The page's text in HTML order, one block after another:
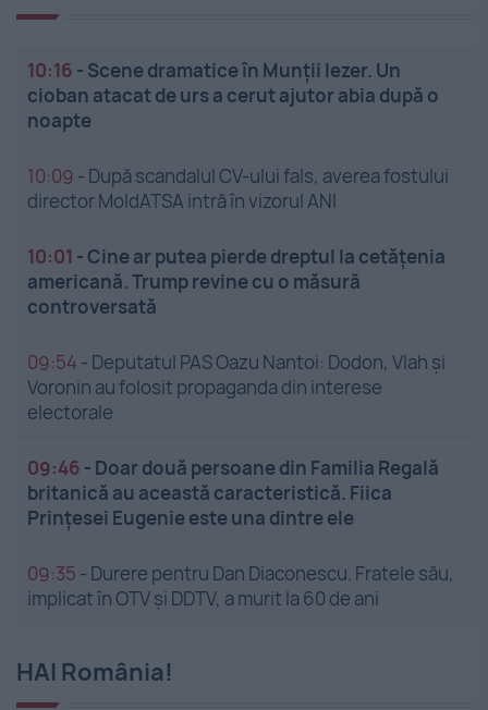
10:16 - Scene dramatice în Munții Iezer. Un
cioban atacat de urs a cerut ajutor abia după o
noapte
10:09 - După scandalul CV-ului fals, averea fostului
director MoldATSA intră în vizorul ANI
10:01 -Cine ar putea pierde dreptul la cetățenia
americană. Trump revine cu o măsură
controversată
09:54 - Deputatul PAS Oazu Nantoi: Dodon, Vlah și
Voronin au folosit propaganda din interese
electorale
09:46 - Doar două persoane din Familia Regală
britanică au această caracteristică. Fiica
Prințesei Eugenie este una dintre ele
09:35 - Durere pentru Dan Diaconescu. Fratele său,
implicat în OTV și DDTV, a murit la 60 de ani
HAI România!